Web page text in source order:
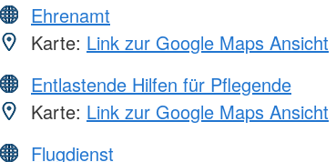
Ehrenamt
Karte: Link zur Google Maps Ansicht
Entlastende Hilfen für Pflegende
Karte: Link zur Google Maps Ansicht
Flugdienst